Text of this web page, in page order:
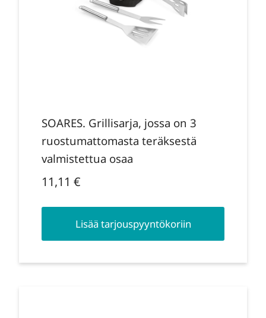
SOARES. Grillisarja, jossa on 3
ruostumattomasta teräksestä
valmistettua osaa
11,11 €
Lisää tarjouspyyntökoriin